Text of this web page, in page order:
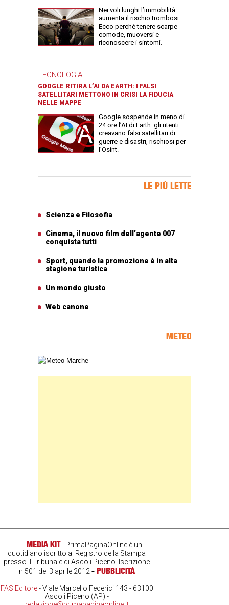
Nei voli lunghi l’immobilità
aumenta il rischio trombosi.
Ecco perché tenere scarpe
comode, muoversi e
riconoscere i sintomi.
TECNOLOGIA
GOOGLE RITIRA L’AI DA EARTH: I FALSI
SATELLITARI METTONO IN CRISI LA FIDUCIA
NELLE MAPPE
Google sospende in meno di
24 ore l’AI di Earth: gli utenti
creavano falsi satellitari di
guerre e disastri, rischiosi per
l’Osint.
LE PIÙ LETTE
Scienza e Filosofia
Cinema, il nuovo film dell’agente 007
conquista tutti
Sport, quando la promozione è in alta
stagione turistica
Un mondo giusto
Web canone
METEO
Carta meteorologica delle Marche
MEDIA KIT- PrimaPaginaOnline è un
quotidiano iscritto al Registro della Stampa
presso il Tribunale di Ascoli Piceno. Iscrizione
n.501 del 3 aprile 2012 - PUBBLICITÀ
FAS Editore- Viale Marcello Federici 143 - 63100
Ascoli Piceno (AP) -